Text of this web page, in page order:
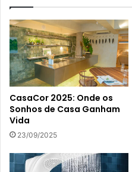
CasaCor 2025: Onde os
Sonhos de Casa Ganham
Vida
23/09/2025